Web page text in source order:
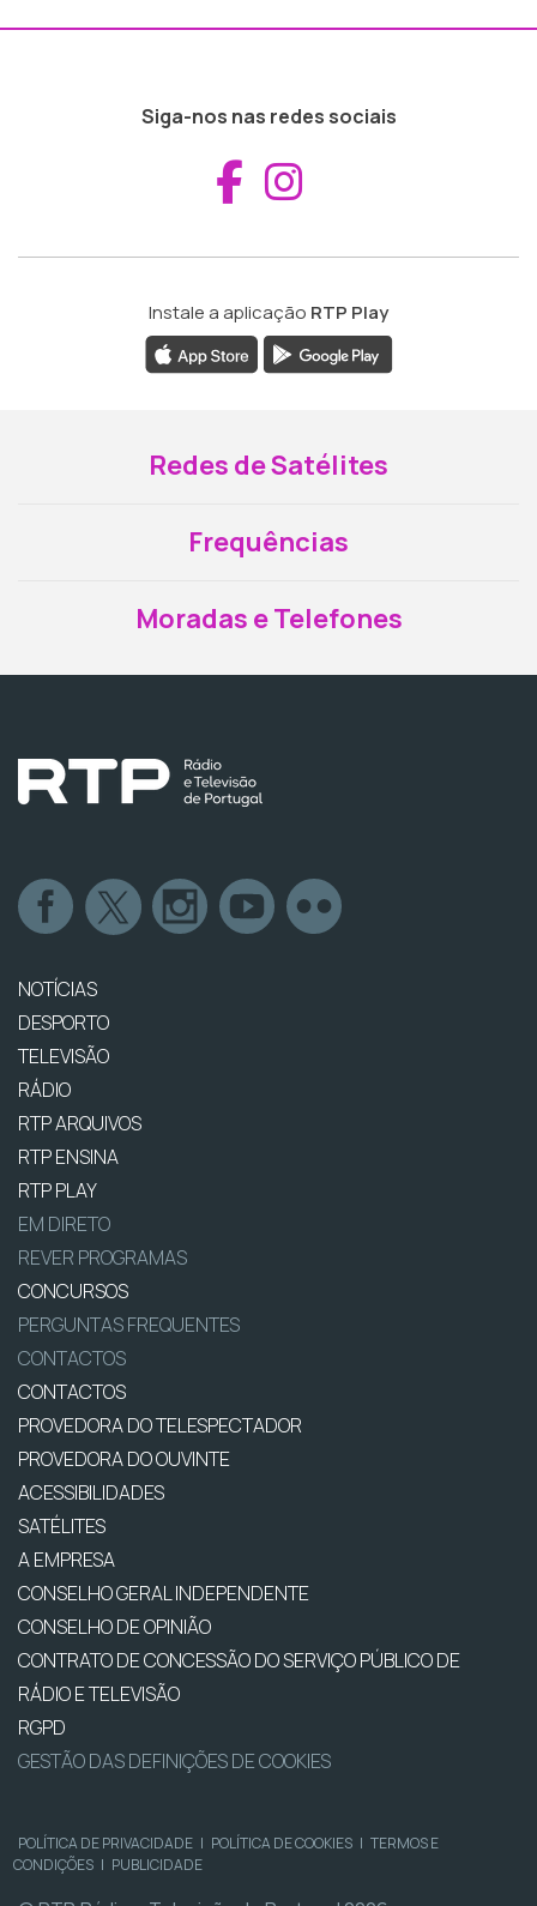
Siga-nos nas redes sociais
Aceder ao
Instale a aplicação RTP Play
Redes de Satélites
Frequências
Moradas e Telefones
NOTÍCIAS
DESPORTO
TELEVISÃO
RÁDIO
RTP ARQUIVOS
RTP ENSINA
RTP PLAY
EM DIRETO
REVER PROGRAMAS
CONCURSOS
PERGUNTAS FREQUENTES
CONTACTOS
CONTACTOS
PROVEDORA DO TELESPECTADOR
PROVEDORA DO OUVINTE
ACESSIBILIDADES
SATÉLITES
A EMPRESA
CONSELHO GERAL INDEPENDENTE
CONSELHO DE OPINIÃO
CONTRATO DE CONCESSÃO DO SERVIÇO PÚBLICO DE
RÁDIO E TELEVISÃO
RGPD
GESTÃO DAS DEFINIÇÕES DE COOKIES
POLÍTICA DE PRIVACIDADE | POLÍTICA DE COOKIES | TERMOS E
CONDIÇÕES | PUBLICIDADE